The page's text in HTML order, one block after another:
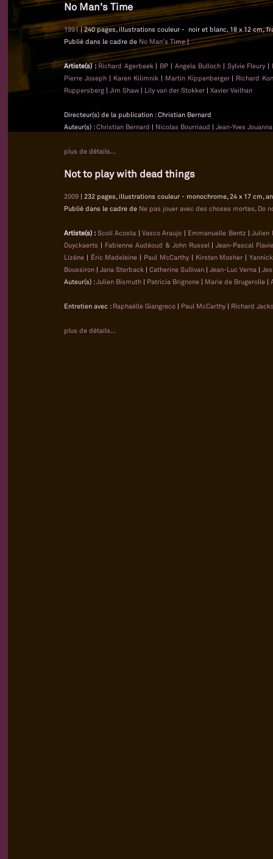
No Man's Time
1991| 240 pages, illustrations couleur - noir et blanc, 18 x 12 cm,
Publié dans le cadre de No Man's Time|
Artiste(s) :Richard Agerbeek| BP |Angela Bulloch| Sylvie Fleury|
Pierre Joseph| Karen Kilimnik| Martin Kippenberger| Richard
Ruppersberg | Jim Shaw | Lily van der Stokker | Xavier Veilhan
Directeur(s) de la publication : Christian Bernard
Auteur(s) :Christian Bernard | Nicolas Bourriaud | Jean-Yves
plus de détails...
Not to play with dead things
2009 | 232 pages, illustrations couleur - monochrome, 24 x 17 cm,
Publié dans le cadre de Ne pas jouer avec des choses mortes, Do
Artiste(s) : Scoli Acosta |Vasco Araujo | Emmanuelle Bentz |Julien
Duyckaerts | Fabienne Audéoud & John Russel |Jean-Pascal
Lizène | Éric Madeleine | Paul McCarthy| Kirsten Mosher |
Boussiron | Jana Sterback | Catherine Sullivan | Jean-Luc Verna |
Auteur(s) :Julien Bismuth | Patricia Brignone | Marie de Brugerolle |
Entretien avec : Raphaëlle Giangreco | Paul McCarthy | Richard
plus de détails...